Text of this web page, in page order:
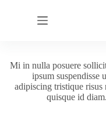
Mi in nulla posuere
ipsum suspendisse
adipiscing tristique
quisque id